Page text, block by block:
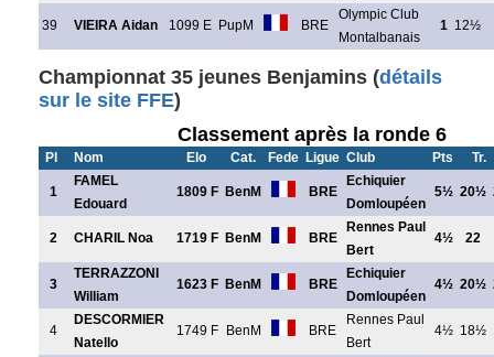
39 VIEIRA Aidan 1099 E PupM BRE
Olympic Club
Montalbanais
1 12½
Championnat 35 jeunes Benjamins (détails
sur le site FFE)
Classement après la ronde 6
Pl Nom Elo Cat. Fede Ligue Club Pts Tr.
1
FAMEL
Edouard
1809 F BenM BRE
Echiquier
Domloupéen
5½ 20½
2 CHARIL Noa 1719 F BenM BRE
Rennes Paul
Bert
4½ 22
3
TERRAZZONI
William
1623 F BenM BRE
Echiquier
Domloupéen
4½ 20½
4
DESCORMIER
Natello
1749 F BenM BRE
Rennes Paul
Bert
4½ 18½